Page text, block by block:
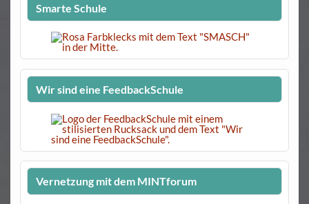
Smarte Schule
Wir sind eine FeedbackSchule
Vernetzung mit dem MINTforum